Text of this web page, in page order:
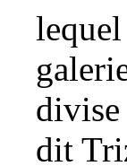
lequel
divise
dit